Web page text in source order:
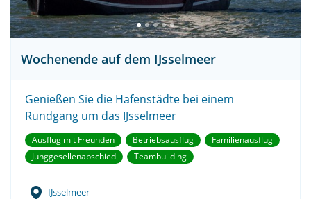
Wochenende auf dem IJsselmeer
Genießen Sie die Hafenstädte bei einem
Rundgang um das IJsselmeer
Ausflug mit Freunden Betriebsausflug
Familienausflug
Junggesellenabschied
Teambuilding
IJsselmeer